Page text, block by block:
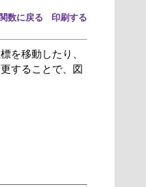
数に戻る 印刷する
を移動したり、
することで、図